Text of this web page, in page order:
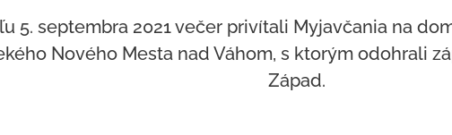
5. septembra 2021 večer privítali Myjavčania na
Nového Mesta nad Váhom, s ktorým odohrali
Západ.